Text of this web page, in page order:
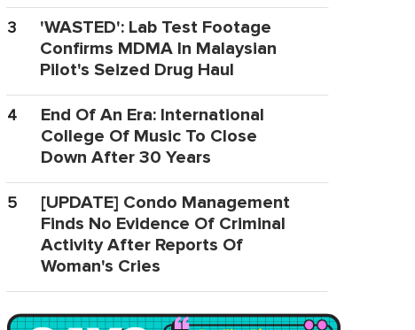
3
'WASTED': Lab Test Footage
Confirms MDMA In Malaysian
Pilot's Seized Drug Haul
4
End Of An Era: International
College Of Music To Close
Down After 30 Years
5
[UPDATE] Condo Management
Finds No Evidence Of Criminal
Activity After Reports Of
Woman's Cries